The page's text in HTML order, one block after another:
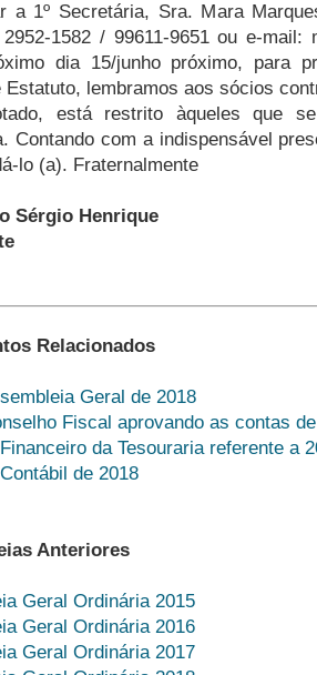
a 1º Secretária, Sra. Mara
1582 / 99611-9651 ou e-mail:
dia 15/junho próximo, para
Estatuto, lembramos aos sócios
está restrito àqueles que
Contando com a indispensável
lo (a). Fraternalmente
Sérgio Henrique
Relacionados
Geral de 2018
Fiscal aprovando as contas
da Tesouraria referente a
de 2018
Anteriores
Geral Ordinária 2015
Geral Ordinária 2016
Geral Ordinária 2017